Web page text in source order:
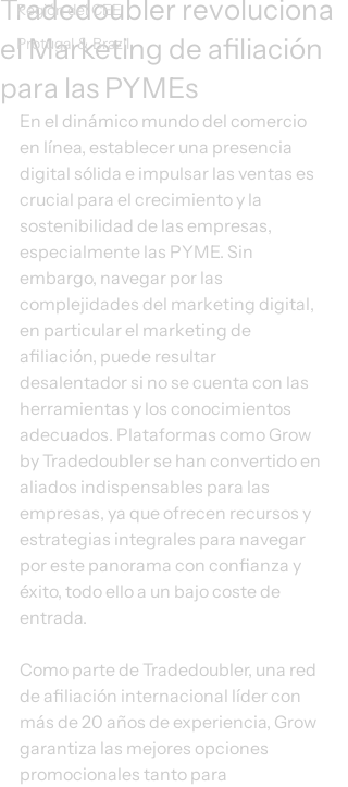
Región del CEE
Protugal & Brazil
Tradedoubler revoluciona
el Marketing de afiliación
para las PYMEs
En el dinámico mundo del comercio
en línea, establecer una presencia
digital sólida e impulsar las ventas es
crucial para el crecimiento y la
sostenibilidad de las empresas,
especialmente las PYME. Sin
embargo, navegar por las
complejidades del marketing digital,
en particular el marketing de
afiliación, puede resultar
desalentador si no se cuenta con las
herramientas y los conocimientos
adecuados. Plataformas como Grow
by Tradedoubler se han convertido en
aliados indispensables para las
empresas, ya que ofrecen recursos y
estrategias integrales para navegar
por este panorama con confianza y
éxito, todo ello a un bajo coste de
entrada.
Como parte de Tradedoubler, una red
de afiliación internacional líder con
más de 20 años de experiencia, Grow
garantiza las mejores opciones
promocionales tanto para